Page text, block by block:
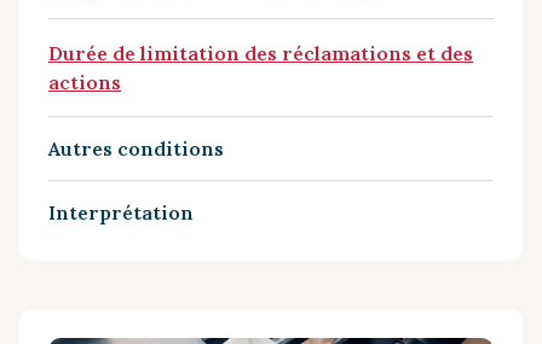
Durée de limitation des réclamations et des
actions
Autres conditions
Interprétation